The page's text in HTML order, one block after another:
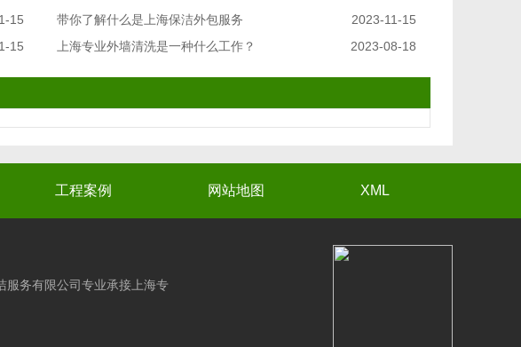
15 带你了解什么是上海保洁外包服务
2023-11-15
15 上海专业外墙清洗是一种什么工作？ 2023-08-18
工程案例 网站地图 XML
服务有限公司专业承接上海专